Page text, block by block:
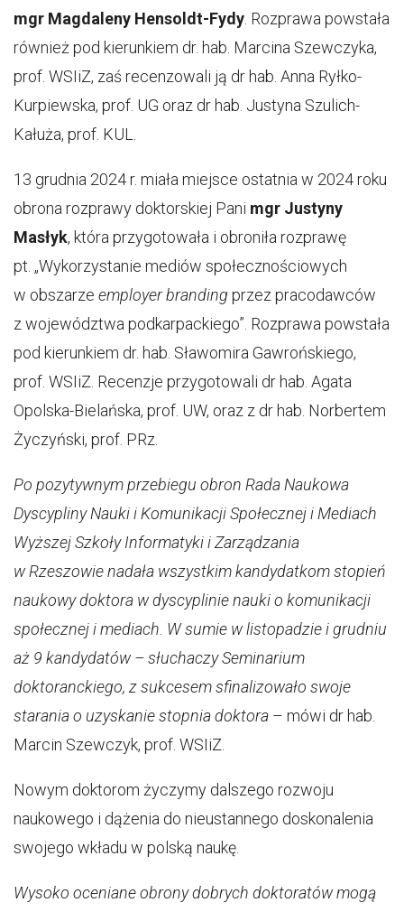
mgr Magdaleny Hensoldt-Fydy . Rozprawa powstała
również pod kierunkiem dr. hab. Marcina Szewczyka,
prof. WSIiZ, zaś recenzowali ją dr hab. Anna Ryłko-
Kurpiewska, prof. UG oraz dr hab. Justyna Szulich-
Kałuża, prof. KUL.
13 grudnia 2024 r. miała miejsce ostatnia w 2024 roku
obrona rozprawy doktorskiej Pani mgr Justyny
Masłyk, która przygotowała i obroniła rozprawę
pt. „Wykorzystanie mediów społecznościowych
w obszarze employer branding przez pracodawców
z województwa podkarpackiego”. Rozprawa powstała
pod kierunkiem dr. hab. Sławomira Gawrońskiego,
prof. WSIiZ. Recenzje przygotowali dr hab. Agata
Opolska-Bielańska, prof. UW, oraz z dr hab. Norbertem
Życzyński, prof. PRz.
Po pozytywnym przebiegu obron Rada Naukowa
Dyscypliny Nauki i Komunikacji Społecznej i Mediach
Wyższej Szkoły Informatyki i Zarządzania
w Rzeszowie nadała wszystkim kandydatkom stopień
naukowy doktora w dyscyplinie nauki o komunikacji
społecznej i mediach. W sumie w listopadzie i grudniu
aż 9 kandydatów – słuchaczy Seminarium
doktoranckiego, z sukcesem sfinalizowało swoje
starania o uzyskanie stopnia doktora – mówi dr hab.
Marcin Szewczyk, prof. WSIiZ.
Nowym doktorom życzymy dalszego rozwoju
naukowego i dążenia do nieustannego doskonalenia
swojego wkładu w polską naukę.
Wysoko oceniane obrony dobrych doktoratów mogą